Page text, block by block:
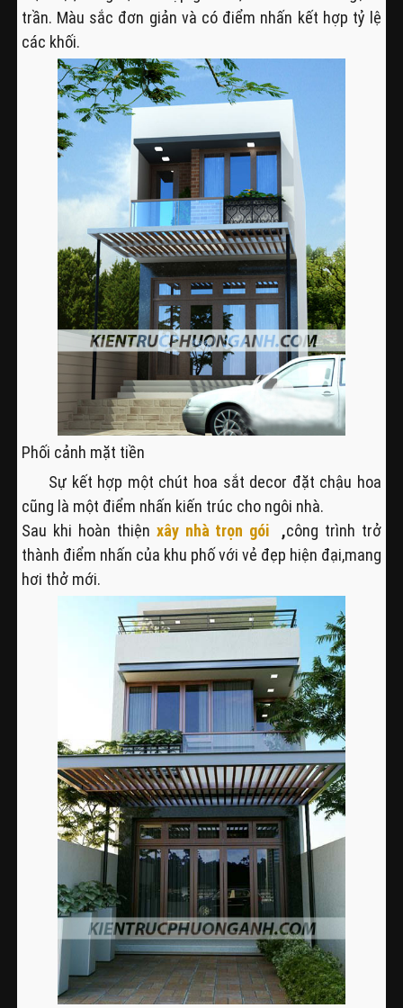
trần. Màu sắc đơn giản và có điểm nhấn kết hợp tỷ lệ
các khối.
Phối cảnh mặt tiền
Sự kết hợp một chút hoa sắt decor đặt chậu hoa
cũng là một điểm nhấn kiến trúc cho ngôi nhà.
Sau khi hoàn thiện xây nhà trọn gói ,công trình trở
thành điểm nhấn của khu phố với vẻ đẹp hiện đại,mang
hơi thở mới.